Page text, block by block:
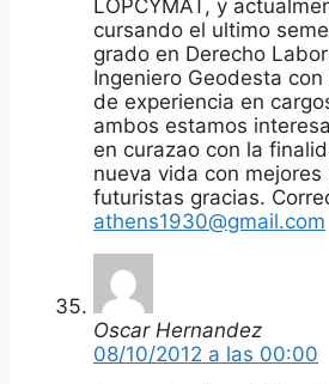
LOPCYMAT, y
cursando el ultimo
grado en Derecho
Ingeniero Geodesta
de experiencia en
ambos estamos
en curazao con la
nueva vida con mejores
futuristas gracias.
athens1930@gmail.com
Oscar Hernandez
08/10/2012 a las 00:00